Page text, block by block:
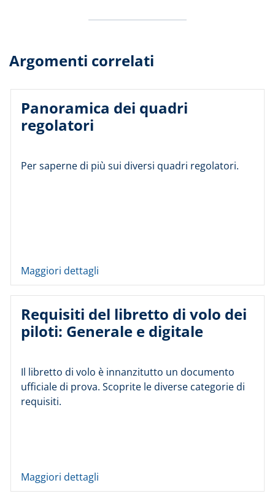
Argomenti correlati
Panoramica dei quadri
regolatori
Per saperne di più sui diversi quadri regolatori.
Maggiori dettagli
Requisiti del libretto di volo dei
piloti: Generale e digitale
Il libretto di volo è innanzitutto un documento
ufficiale di prova. Scoprite le diverse categorie di
requisiti.
Maggiori dettagli